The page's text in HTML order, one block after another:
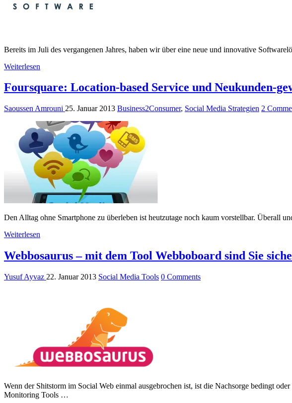
Bereits im Juli des vergangenen Jahres, haben wir über eine neue und innovative
Weiterlesen
Foursquare: Location-based Service und Neukunden-
Saoussen Amrouni 25. Januar 2013 Business2Consumer, Social Media Strategien 2
Den Alltag ohne Smartphone zu überleben ist heutzutage noch kaum vorstellbar.
Weiterlesen
Webbosaurus – mit dem Tool Webboboard sind Sie
Yusuf Ayvaz 22. Januar 2013 Social Media Tools 0 Comments
Wenn der Shitstorm im Social Web einmal ausgebrochen ist, ist die Nachsorge bedingt
Monitoring Tools …